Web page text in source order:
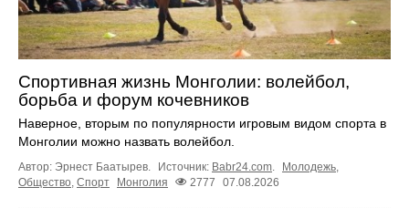
Спортивная жизнь Монголии: волейбол,
борьба и форум кочевников
Наверное, вторым по популярности игровым видом спорта в
Монголии можно назвать волейбол.
Автор: Эрнест Баатырев. Источник: Babr24.com. Молодежь,
Общество, Спорт Монголия 2777 07.08.2026